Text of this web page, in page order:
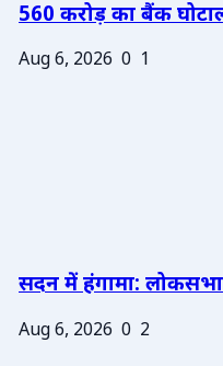
560 करोड़ का बैंक
Aug 6, 2026 0 1
सदन में हंगामा: लोकसभा
Aug 6, 2026 0 2